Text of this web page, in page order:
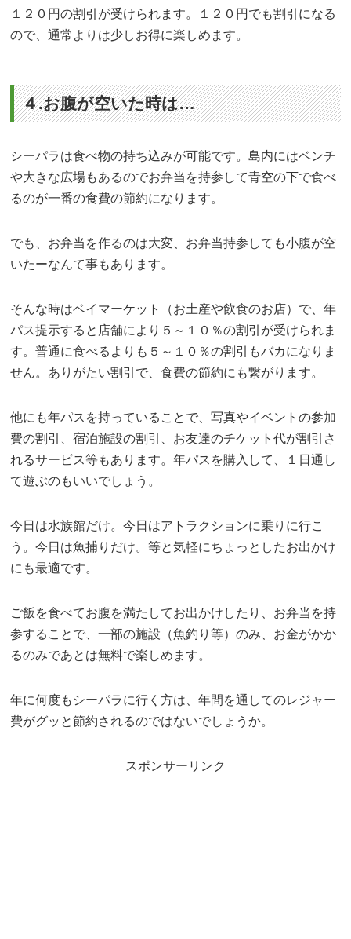
１２０円の割引が受けられます。１２０円でも割引になる
ので、通常よりは少しお得に楽しめます。
４.お腹が空いた時は…
シーパラは食べ物の持ち込みが可能です。島内にはベンチ
や大きな広場もあるのでお弁当を持参して青空の下で食べ
るのが一番の食費の節約になります。
でも、お弁当を作るのは大変、お弁当持参しても小腹が空
いたーなんて事もあります。
そんな時はベイマーケット（お土産や飲食のお店）で、年
パス提示すると店舗により５～１０％の割引が受けられま
す。普通に食べるよりも５～１０％の割引もバカになりま
せん。ありがたい割引で、食費の節約にも繋がります。
他にも年パスを持っていることで、写真やイベントの参加
費の割引、宿泊施設の割引、お友達のチケット代が割引さ
れるサービス等もあります。年パスを購入して、１日通し
て遊ぶのもいいでしょう。
今日は水族館だけ。今日はアトラクションに乗りに行こ
う。今日は魚捕りだけ。等と気軽にちょっとしたお出かけ
にも最適です。
ご飯を食べてお腹を満たしてお出かけしたり、お弁当を持
参することで、一部の施設（魚釣り等）のみ、お金がかか
るのみであとは無料で楽しめます。
年に何度もシーパラに行く方は、年間を通してのレジャー
費がグッと節約されるのではないでしょうか。
スポンサーリンク